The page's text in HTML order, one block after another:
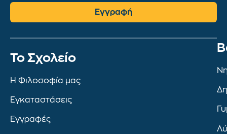
Εγγραφή
To Σχολείο
Η Φιλοσοφία μας
Εγκαταστάσεις
Εγγραφές